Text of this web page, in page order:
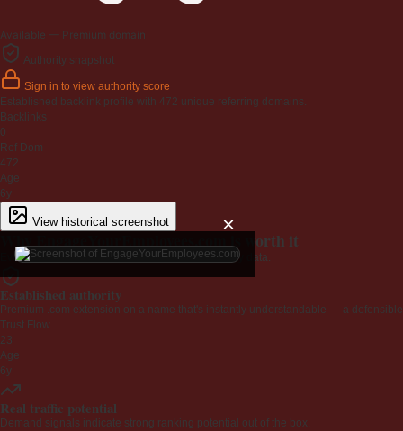
Available — Premium domain
Authority snapshot
Sign in to view authority score
Established backlink profile with 472 unique referring domains.
Backlinks
0
Ref Dom
472
Age
6y
View historical screenshot ×
Why EngageYourEmployees.com is worth it
Every claim below is backed by verified third-party data.
Established authority
Premium .com extension on a name that's instantly understandable — a
Trust Flow
23
Age
6y
Real traffic potential
Demand signals indicate strong ranking potential out of the box.